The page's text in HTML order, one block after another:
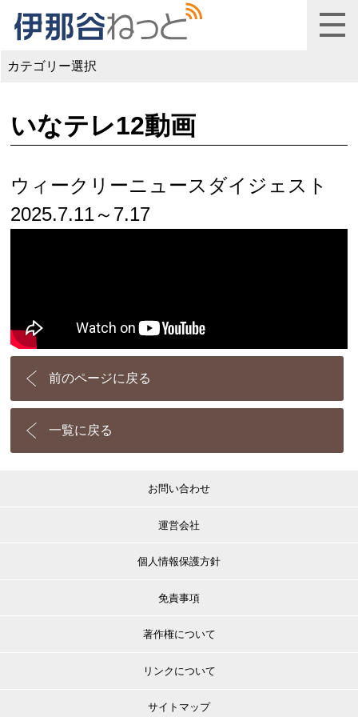
カテゴリー選択
いなテレ12動画
ウィークリーニュースダイジェスト
2025.7.11～7.17
前のページに戻る
一覧に戻る
お問い合わせ
運営会社
個人情報保護方針
免責事項
著作権について
リンクについて
サイトマップ